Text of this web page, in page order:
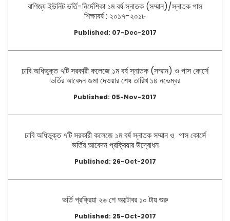
বাণিজ্য ইউনিট ভর্তি-নির্দেশিকা ১ম বর্ষ স্নাতক (সম্মান)/স্নাতক পাস
শিক্ষাবর্ষ : ২০১৭-২০১৮
Published: 07-Dec-2017
ঢাবি অধিভুক্ত ৭টি সরকারী কলেজে ১ম বর্ষ স্নাতক (সম্মান) ও পাস কোর্সে
ভর্তির আবেদন জমা দেওয়ার শেষ তারিখ ১৪ নভেম্বর
Published: 05-Nov-2017
ঢাবি অধিভুক্ত ৭টি সরকারী কলেজে ১ম বর্ষ স্নাতক সম্মান ও পাস কোর্সে
ভর্তির আবেদন প্রক্রিয়ার উদ্বোধন
Published: 26-Oct-2017
ভর্তি প্রক্রিয়া ২৬ শে অক্টোবর ১০ টায় শুরু
Published: 25-Oct-2017